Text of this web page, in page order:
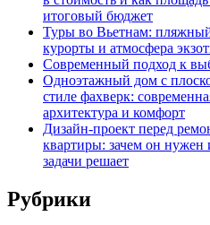
итоговый бюджет
Туры во Вьетнам:
курорты и атмосфера
Современный подход к
Одноэтажный дом с
стиле фахверк:
архитектура и комфорт
Дизайн-проект перед
квартиры: зачем он нужен
задачи решает
Рубрики